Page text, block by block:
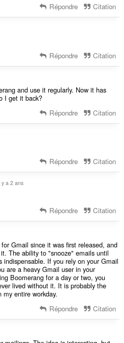
Répondre Citation
Répondre Citation
and use it regularly. Now it has
I get it back?
Répondre Citation
Répondre Citation
y a 2 ans
Répondre Citation
Gmail since it was first released, and
The ability to "snooze" emails until
indispensable. If you rely on your Gmail
are a heavy Gmail user in your
Boomerang for a day or two, you
lived without it. It is probably the
entire workday.
Répondre Citation